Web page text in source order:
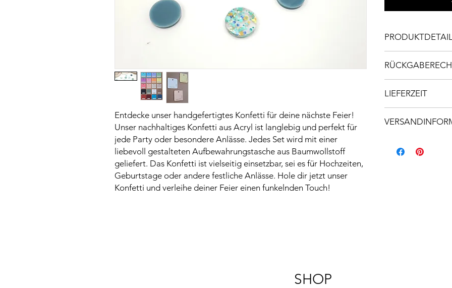
Entdecke unser handgefertigtes Konfetti für deine nächste Feier!
Unser nachhaltiges Konfetti aus Acryl ist langlebig und perfekt für
jede Party oder besondere Anlässe. Jedes Set wird mit einer
liebevoll gestalteten Aufbewahrungstasche aus Baumwollstoff
geliefert. Das Konfetti ist vielseitig einsetzbar, sei es für Hochzeiten,
Geburtstage oder andere festliche Anlässe. Hole dir jetzt unser
Konfetti und verleihe deiner Feier einen funkelnden Touch!
Maße: ca. 2cm
Jedes Set
angefertigtes
und Sorgfalt
Hinweis: Da es sich
abweichen.
Maserung,
LIEFERZEIT
Bei größeren
SHOP